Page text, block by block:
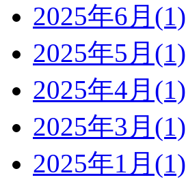
2025年6月(1)
2025年5月(1)
2025年4月(1)
2025年3月(1)
2025年1月(1)